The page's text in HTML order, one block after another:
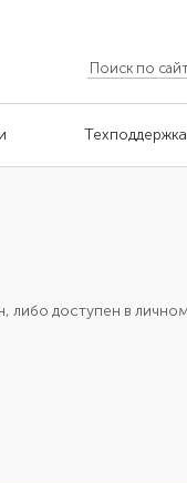
Техподдержка
доступен в